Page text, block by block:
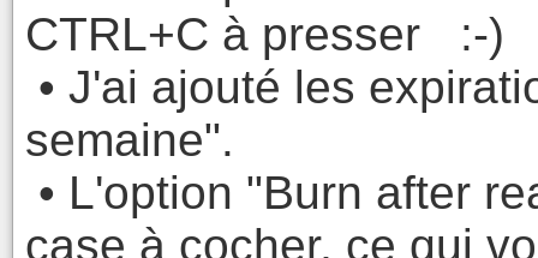
CTRL+C à presser :-)
• J'ai ajouté les
semaine".
• L'option "Burn after
case à cocher, ce qui